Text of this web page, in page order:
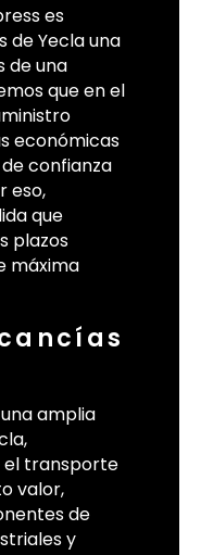
es
de Yecla una
de una
que en el
económicas
confianza
eso,
que
plazos
máxima
amplia
el transporte
valor,
de
y